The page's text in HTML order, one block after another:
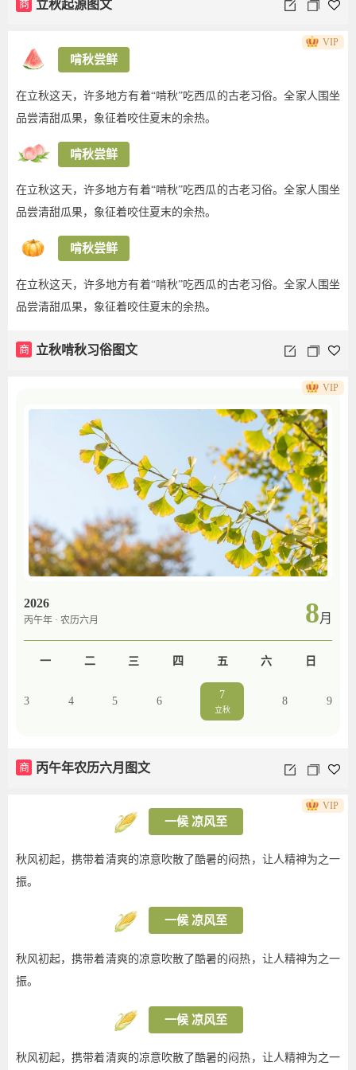
商 立秋起源图文
啃秋尝鲜
在立秋这天，许多地方有着“啃秋”吃西瓜的古老习俗。全家人围坐
品尝清甜瓜果，象征着咬住夏末的余热。
啃秋尝鲜
在立秋这天，许多地方有着“啃秋”吃西瓜的古老习俗。全家人围坐
品尝清甜瓜果，象征着咬住夏末的余热。
啃秋尝鲜
在立秋这天，许多地方有着“啃秋”吃西瓜的古老习俗。全家人围坐
品尝清甜瓜果，象征着咬住夏末的余热。
商 立秋啃秋习俗图文
VIP
2026
丙午年 · 农历六月 8月
一 二 三 四 五 六 日
3 4 5 6
7
立秋
8 9
商 丙午年农历六月图文
VIP
一候 凉风至
秋风初起，携带着清爽的凉意吹散了酷暑的闷热，让人精神为之一
振。
一候 凉风至
秋风初起，携带着清爽的凉意吹散了酷暑的闷热，让人精神为之一
振。
一候 凉风至
秋风初起，携带着清爽的凉意吹散了酷暑的闷热，让人精神为之一
VIP